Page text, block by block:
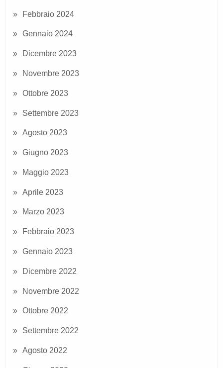
Febbraio 2024
Gennaio 2024
Dicembre 2023
Novembre 2023
Ottobre 2023
Settembre 2023
Agosto 2023
Giugno 2023
Maggio 2023
Aprile 2023
Marzo 2023
Febbraio 2023
Gennaio 2023
Dicembre 2022
Novembre 2022
Ottobre 2022
Settembre 2022
Agosto 2022